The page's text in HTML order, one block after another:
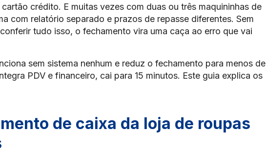
crédito. E muitas vezes com duas ou três maquininhas de
com relatório separado e prazos de repasse diferentes. Sem
tudo isso, o fechamento vira uma caça ao erro que vai
sem sistema nenhum e reduz o fechamento para menos de
PDV e financeiro, cai para 15 minutos. Este guia explica os
de caixa da loja de roupas